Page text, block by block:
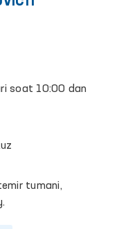
soat 10:00 dan
tumani,